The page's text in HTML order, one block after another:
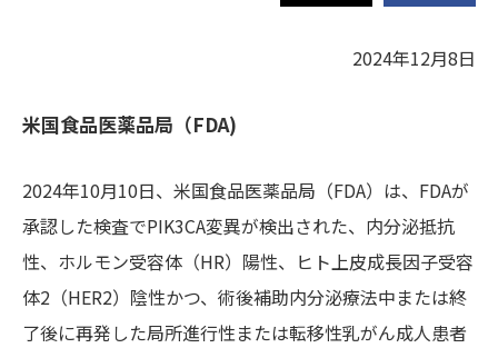
2024年12月8日
米国食品医薬品局（FDA)
2024年10月10日、米国食品医薬品局（FDA）は、FDAが
承認した検査でPIK3CA変異が検出された、内分泌抵抗
性、ホルモン受容体（HR）陽性、ヒト上皮成長因子受容
体2（HER2）陰性かつ、術後補助内分泌療法中または終
了後に再発した局所進行性または転移性乳がん成人患者